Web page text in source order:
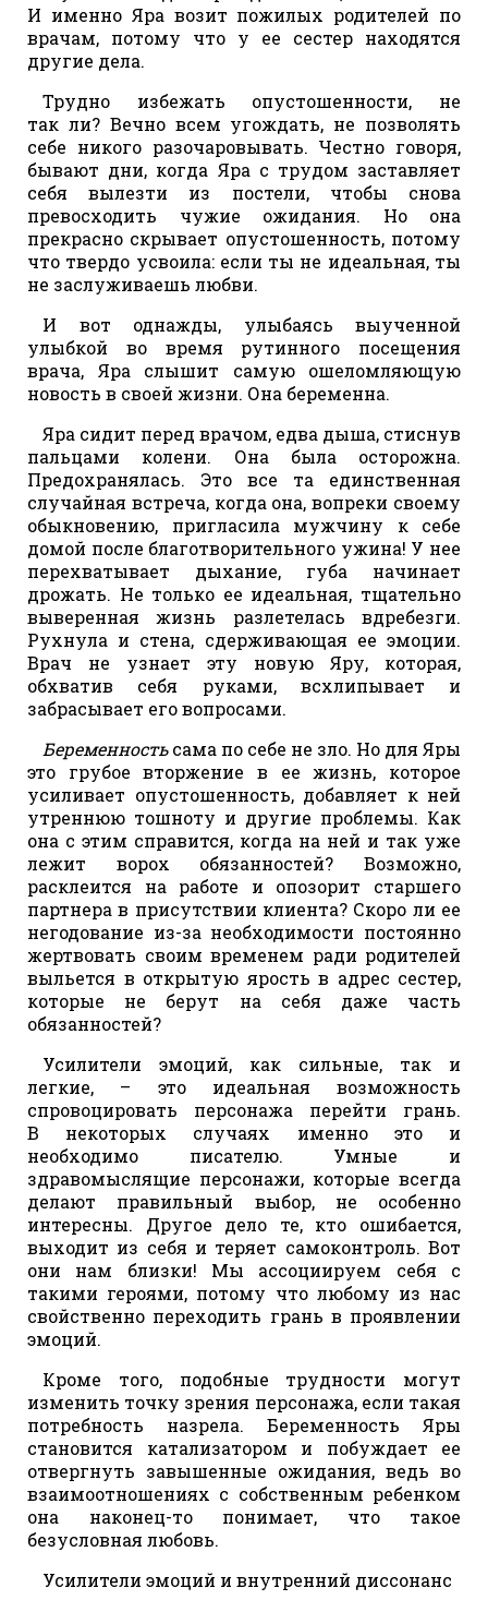
И именно Яра возит пожилых родителей по
врачам, потому что у ее сестер находятся
другие дела.
Трудно избежать опустошенности, не
так ли? Вечно всем угождать, не позволять
себе никого разочаровывать. Честно говоря,
бывают дни, когда Яра с трудом заставляет
себя вылезти из постели, чтобы снова
превосходить чужие ожидания. Но она
прекрасно скрывает опустошенность, потому
что твердо усвоила: если ты не идеальная, ты
не заслуживаешь любви.
И вот однажды, улыбаясь выученной
улыбкой во время рутинного посещения
врача, Яра слышит самую ошеломляющую
новость в своей жизни. Она беременна.
Яра сидит перед врачом, едва дыша, стиснув
пальцами колени. Она была осторожна.
Предохранялась. Это все та единственная
случайная встреча, когда она, вопреки своему
обыкновению, пригласила мужчину к себе
домой после благотворительного ужина! У нее
перехватывает дыхание, губа начинает
дрожать. Не только ее идеальная, тщательно
выверенная жизнь разлетелась вдребезги.
Рухнула и стена, сдерживающая ее эмоции.
Врач не узнает эту новую Яру, которая,
обхватив себя руками, всхлипывает и
забрасывает его вопросами.
Беременностьсама по себе не зло. Но для Яры
это грубое вторжение в ее жизнь, которое
усиливает опустошенность, добавляет к ней
утреннюю тошноту и другие проблемы. Как
она с этим справится, когда на ней и так уже
лежит ворох обязанностей? Возможно,
расклеится на работе и опозорит старшего
партнера в присутствии клиента? Скоро ли ее
негодование из-за необходимости постоянно
жертвовать своим временем ради родителей
выльется в открытую ярость в адрес сестер,
которые не берут на себя даже часть
обязанностей?
Усилители эмоций, как сильные, так и
легкие, – это идеальная возможность
спровоцировать персонажа перейти грань.
В некоторых случаях именно это и
необходимо писателю. Умные и
здравомыслящие персонажи, которые всегда
делают правильный выбор, не особенно
интересны. Другое дело те, кто ошибается,
выходит из себя и теряет самоконтроль. Вот
они нам близки! Мы ассоциируем себя с
такими героями, потому что любому из нас
свойственно переходить грань в проявлении
эмоций.
Кроме того, подобные трудности могут
изменить точку зрения персонажа, если такая
потребность назрела. Беременность Яры
становится катализатором и побуждает ее
отвергнуть завышенные ожидания, ведь во
взаимоотношениях с собственным ребенком
она наконец-то понимает, что такое
безусловная любовь.
Усилители эмоций и внутренний диссонанс